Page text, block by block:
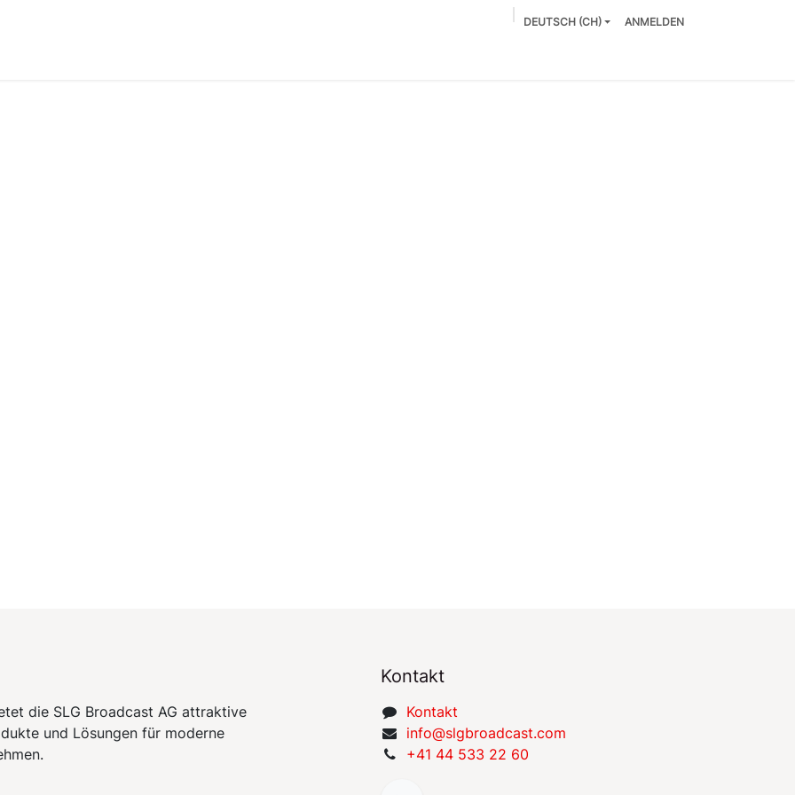
DEUTSCH (CH) ANMELDEN
die SLG Broadcast AG attraktive
und Lösungen für moderne
Kontakt
​​​​​​​​​​​​​​K​on​​t​a​k​t
​​​​​​​​​​​i​nfo​@​s​l​gbr​oa​dcast​.​c​o​m
+41 44 533 22 60